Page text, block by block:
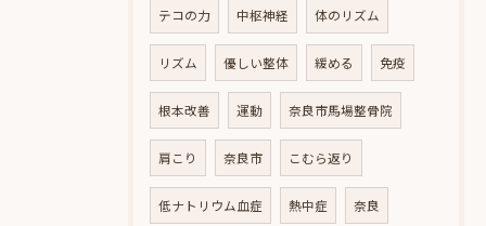
テコの力 中枢神経 体のリズム
リズム 優しい整体 緩める 免疫
根本改善 運動 奈良市馬場整骨院
肩こり 奈良市 こむら返り
低ナトリウム血症 熱中症 奈良